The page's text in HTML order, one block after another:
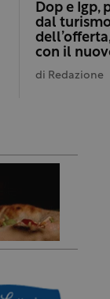
Dop e Igp,
dal
con il
di Redazione